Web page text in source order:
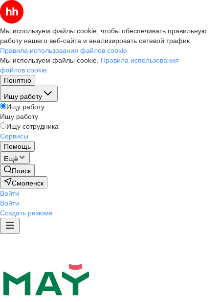
Мы используем файлы cookie, чтобы обеспечивать правильную
работу нашего веб-сайта и анализировать сетевой трафик.
Правила использования файлов cookie
Мы используем файлы cookie. Правила использования
файлов cookie
Понятно
Ищу работу
Ищу работу
Ищу работу
Ищу сотрудника
Сервисы
Помощь
Ещё
Поиск
Смоленск
Войти
Войти
Создать резюме